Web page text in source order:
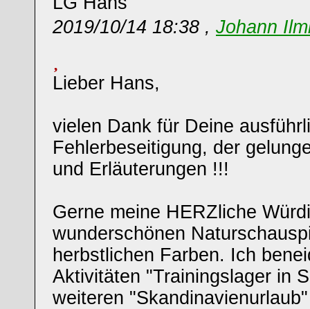
2019/10/14 18:38 , Johann
Lieber Hans,
vielen Dank für Deine
Fehlerbeseitigung, der
und Erläuterungen !!!
Gerne meine HERZliche
wunderschönen
herbstlichen Farben. Ich
Aktivitäten "Trainingslager in
weiteren